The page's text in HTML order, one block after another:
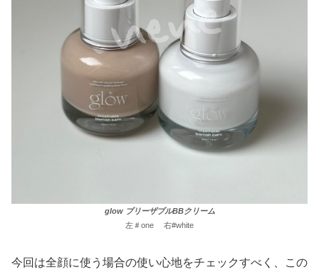
glow ブリーザブルBBクリーム
左＃one 右#white
今回は全顔に使う場合の使い心地をチェックすべく、この